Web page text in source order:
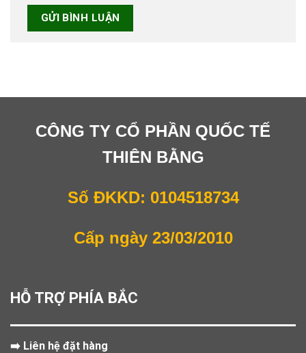
CÔNG TY CỔ PHẦN QUỐC TẾ
THIÊN BẰNG
Số ĐKKD: 0104518734
Cấp ngày 23/03/2010
HỖ TRỢ PHÍA BẮC
➡️ Liên hệ đặt hàng